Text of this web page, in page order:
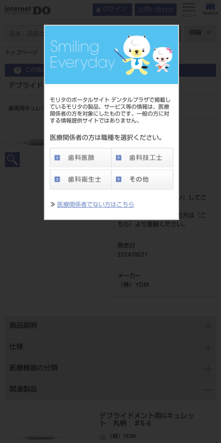
モリタのポータルサイト デンタルプラザで掲載し
ているモリタの製品、サービス等の情報は、医療
関係者の方を対象にしたものです。一般の方に対
する情報提供サイトではありません。
医療関係者の方は職種を選択ください。
≫ 医療関係者でない方はこちら
ログイン お問い合わせ
メニュー
詳細
トップページ デブライドメント用Gキュレット 丸柄 ＃11-12
この商品に関するお問い合わせ
デブライドメント用Gキュレット 丸柄 ＃11-12
歯周用キュレット
20101095911-12
JAN/EANコード
標準価格
ログイン
』してご
覧ください。
ネット会員登録がまだの方は『
こ
ちら
』より登録ください。
発売日
2024/06/21
メーカー
（株）YDM
商品説明
仕様
医療機器の分類
関連製品
デブライドメント用Gキュレッ
ト 丸柄 ＃5-6
（株）YDM